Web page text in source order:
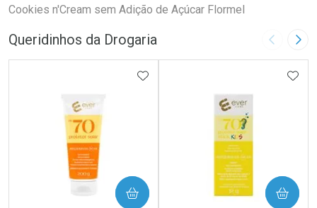
Cookies n'Cream sem Adição de Açúcar Flormel
Queridinhos da Drogaria Imagem
ADICIONAR AOS FAVORITOS
COMPRAR COMPRAR